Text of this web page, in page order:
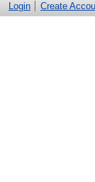
Login Create